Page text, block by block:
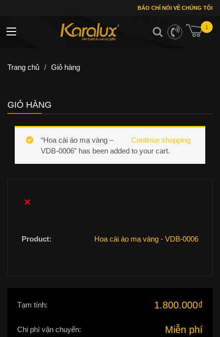
BÁO CHÍ NÓI VỀ CHÚNG TÔI
1
Toggle navigation
Trang chủ / Giỏ hàng
GIỎ HÀNG
Continue shopping
“Hoa cài áo mạ vàng –
VDB-0006” has been added to your cart.
×
Hoa cài áo mạ vàng - VDB-0006
Tạm tính: 1.800.000₫
Chi phí vận chuyển: Miễn phí